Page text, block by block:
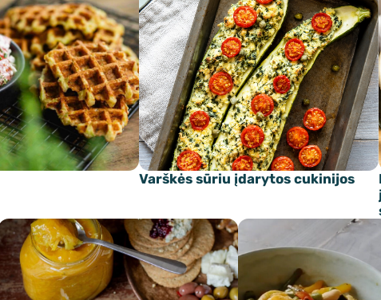
Varškės sūriu įdarytos cukinijos